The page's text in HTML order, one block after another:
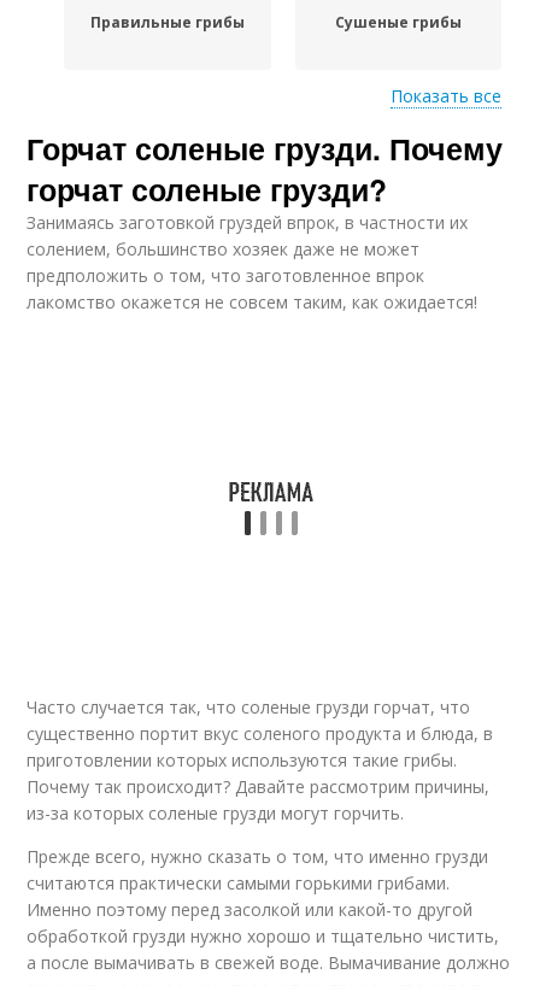
Правильные грибы Сушеные грибы
Белый гриб Царский гриб
Соленые огурцы Соленые белые
Показать все
Горчат соленые грузди. Почему
горчат соленые грузди?
Занимаясь заготовкой груздей впрок, в частности их
солением, большинство хозяек даже не может
предположить о том, что заготовленное впрок
лакомство окажется не совсем таким, как ожидается!
Часто случается так, что соленые грузди горчат, что
существенно портит вкус соленого продукта и блюда, в
приготовлении которых используются такие грибы.
Почему так происходит? Давайте рассмотрим причины,
из-за которых соленые грузди могут горчить.
Прежде всего, нужно сказать о том, что именно грузди
считаются практически самыми горькими грибами.
Именно поэтому перед засолкой или какой-то другой
обработкой грузди нужно хорошо и тщательно чистить,
а после вымачивать в свежей воде. Вымачивание должно